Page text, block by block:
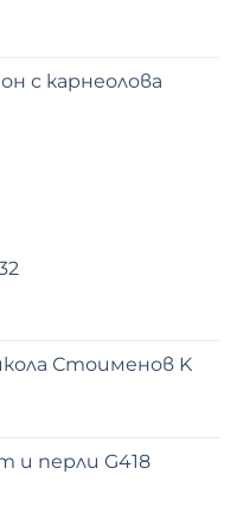
с карнеолова
Стоименов K
и перли G418